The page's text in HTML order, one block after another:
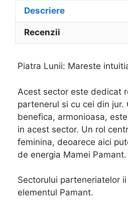
Descriere
Recenzii
Piatra Lunii: Mareste
Acest sector este dedicat
partenerul si cu cei din jur.
benefica, armonioasa,
in acest sector. Un rol
feminina, deoarece aici
de energia Mamei Pamant.
Sectorului parteneriatelor
elementul Pamant.